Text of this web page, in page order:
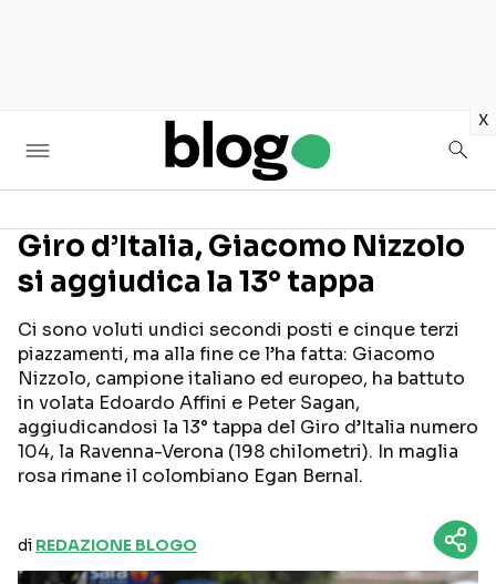
x
Seguici sui social
Giro d’Italia, Giacomo Nizzolo
si aggiudica la 13° tappa
Ci sono voluti undici secondi posti e cinque terzi
piazzamenti, ma alla fine ce l’ha fatta: Giacomo
Nizzolo, campione italiano ed europeo, ha battuto
in volata Edoardo Affini e Peter Sagan,
aggiudicandosi la 13° tappa del Giro d’Italia numero
104, la Ravenna-Verona (198 chilometri). In maglia
rosa rimane il colombiano Egan Bernal.
di REDAZIONE BLOGO